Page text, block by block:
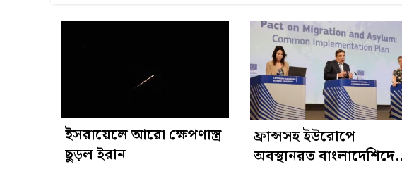
ইসরায়েলে আরো ক্ষেপণাস্ত্র
ছুড়ল ইরান
ফ্রান্সসহ ইউরোপে
অবস্থানরত বাংলাদেশিদের